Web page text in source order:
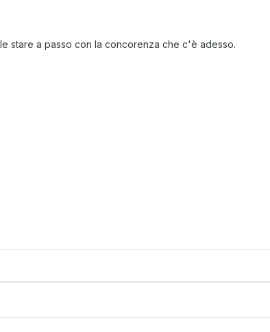
stare a passo con la concorenza che c'è adesso.